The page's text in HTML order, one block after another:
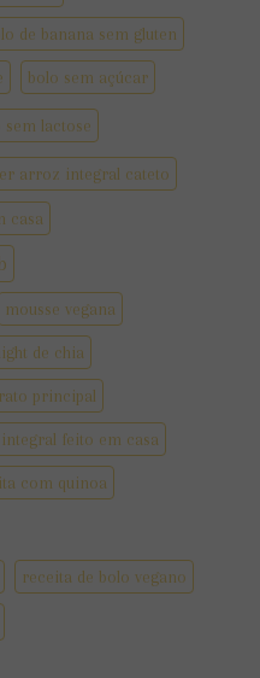
de banana sem gluten
bolo sem açúcar
sem lactose
arroz integral cateto
casa
mousse vegana
de chia
principal
feito em casa
com quinoa
receita de bolo vegano